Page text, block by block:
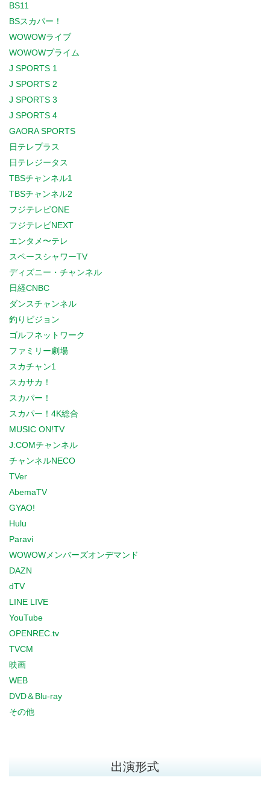
BS11
BSスカパー！
WOWOWライブ
WOWOWプライム
J SPORTS 1
J SPORTS 2
J SPORTS 3
J SPORTS 4
GAORA SPORTS
日テレプラス
日テレジータス
TBSチャンネル1
TBSチャンネル2
フジテレビONE
フジテレビNEXT
エンタメ〜テレ
スペースシャワーTV
ディズニー・チャンネル
日経CNBC
ダンスチャンネル
釣りビジョン
ゴルフネットワーク
ファミリー劇場
スカチャン1
スカサカ！
スカパー！
スカパー！4K総合
MUSIC ON!TV
J:COMチャンネル
チャンネルNECO
TVer
AbemaTV
GYAO!
Hulu
Paravi
WOWOWメンバーズオンデマンド
DAZN
dTV
LINE LIVE
YouTube
OPENREC.tv
TVCM
映画
WEB
DVD＆Blu-ray
その他
出演形式